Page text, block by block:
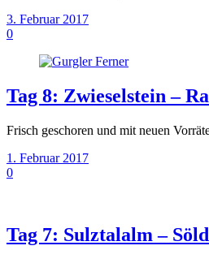
3. Februar 2017
0
Tag 8: Zwieselstein –
Frisch geschoren und mit neuen
1. Februar 2017
0
Tag 7: Sulztalalm –